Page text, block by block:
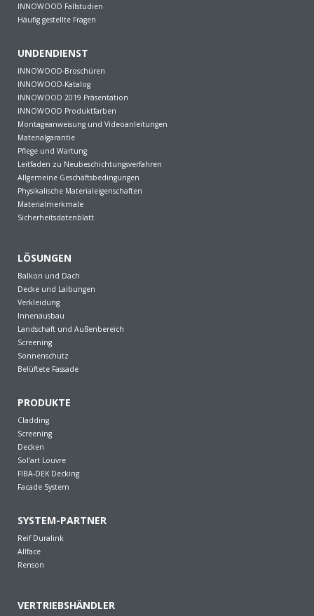
INNOWOOD Fallstudien
Häufig gestellte Fragen
UNDENDIENST
INNOWOOD-Broschüren
INNOWOOD-Katalog
INNOWOOD 2019 Präsentation
INNOWOOD Produktfarben
Montageanweisung und Videoanleitungen
Materialgarantie
Pflege und Wartung
Leitfaden zu Neubeschichtungsverfahren
Allgemeine Geschäftsbedingungen
Physikalische Materialeigenschaften
Materialmerkmale
Sicherheitsdatenblatt
LÖSUNGEN
Balkon und Dach
Decke und Laibungen
Verkleidung
Innenausbau
Landschaft und Außenbereich
Screening
Sonnenschutz
Belüftete Fassade
PRODUKTE
Cladding
Screening
Decken
Sol’art Louvre
FIBA-DEK Decking
Facade System
SYSTEM-PARTNER
Reif Duralink
Allface
Renson
VERTRIEBSHÄNDLER